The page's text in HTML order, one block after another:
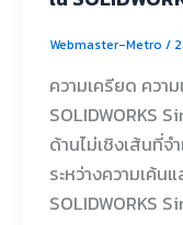
Webmaster-Metro /
ความเครียด ควา
SOLIDWORKS
ด้านไม่เชิงเส้นที่
ระหว่างความเค้น
SOLIDWORKS